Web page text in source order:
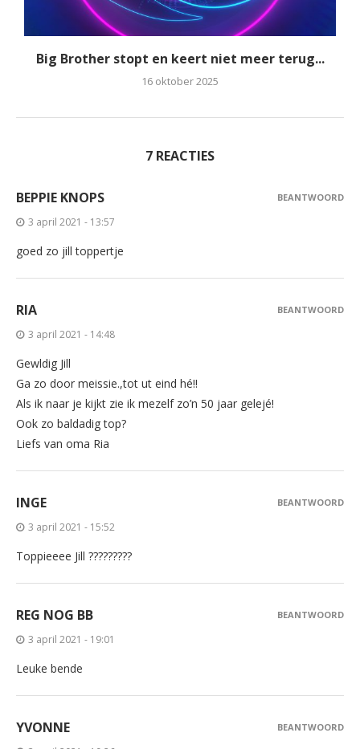
Big Brother stopt en keert niet meer terug...
16 oktober 2025
7 REACTIES
BEPPIE KNOPS
3 april 2021 - 13:57
goed zo jill toppertje
BEANTWOORD
RIA
3 april 2021 - 14:48
Gewldig Jill
Ga zo door meissie.,tot ut eind hé!!
Als ik naar je kijkt zie ik mezelf zo’n 50 jaar gelejé!
Ook zo baldadig top?
Liefs van oma Ria
BEANTWOORD
INGE
3 april 2021 - 15:52
Toppieeee Jill ?????????
BEANTWOORD
REG NOG BB
3 april 2021 - 19:01
Leuke bende
BEANTWOORD
YVONNE BEANTWOORD